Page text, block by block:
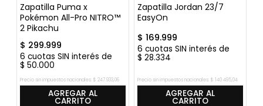
Zapatilla Puma x
Pokémon All-Pro NITRO™
2 Pikachu
$ 299.999
6 cuotas SIN interés de
$ 50.000
Precio sin impuestos nacionales: $ 247.933,06
AGREGAR AL
CARRITO
Zapatilla Jordan 23/7
EasyOn
$ 169.999
6 cuotas SIN interés de
$ 28.334
Precio sin impuestos nacionales: $ 140.495,04
AGREGAR AL
CARRITO